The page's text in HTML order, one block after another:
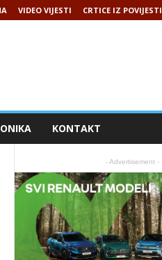
VIDEO VIJESTI CRTICE IZ POVIJESTI
KONTAKT
- Advertisement -